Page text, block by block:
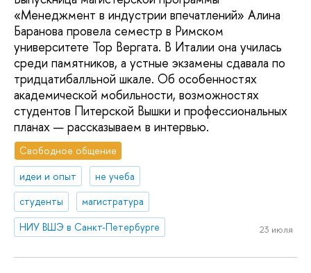
«Менеджмент в индустрии впечатлений» Алина
Баранова провела семестр в Римском
университете Тор Вергата. В Италии она училась
среди памятников, а устные экзамены сдавала по
тридцатибалльной шкале. Об особенностях
академической мобильности, возможностях
студентов Питерской Вышки и профессиональных
планах — рассказываем в интервью.
Свободное общение
идеи и опыт
не учеба
студенты
магистратура
НИУ ВШЭ в Санкт-Петербурге
23 июля